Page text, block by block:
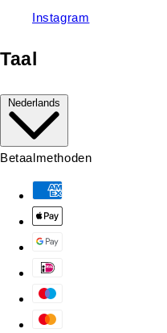
Instagram
Taal
Nederlands
Betaalmethoden